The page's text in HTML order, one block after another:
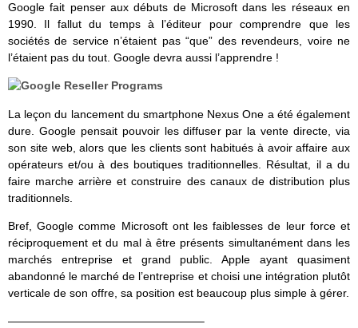
Google fait penser aux débuts de Microsoft dans les réseaux en
1990. Il fallut du temps à l’éditeur pour comprendre que les
sociétés de service n’étaient pas “que” des revendeurs, voire ne
l’étaient pas du tout. Google devra aussi l’apprendre !
La leçon du lancement du smartphone Nexus One a été également
dure. Google pensait pouvoir les diffuser par la vente directe, via
son site web, alors que les clients sont habitués à avoir affaire aux
opérateurs et/ou à des boutiques traditionnelles. Résultat, il a du
faire marche arrière et construire des canaux de distribution plus
traditionnels.
Bref, Google comme Microsoft ont les faiblesses de leur force et
réciproquement et du mal à être présents simultanément dans les
marchés entreprise et grand public. Apple ayant quasiment
abandonné le marché de l’entreprise et choisi une intégration plutôt
verticale de son offre, sa position est beaucoup plus simple à gérer.
—————————————————–